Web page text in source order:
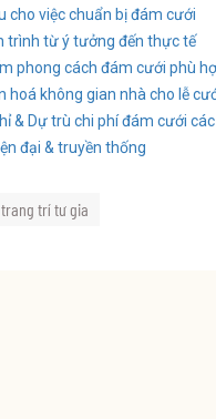
cho việc chuẩn bị đám cưới
trình từ ý tưởng đến thực tế
phong cách đám cưới phù
hoá không gian nhà cho lễ
& Dự trù chi phí đám cưới
đại & truyền thống
trang trí tư gia